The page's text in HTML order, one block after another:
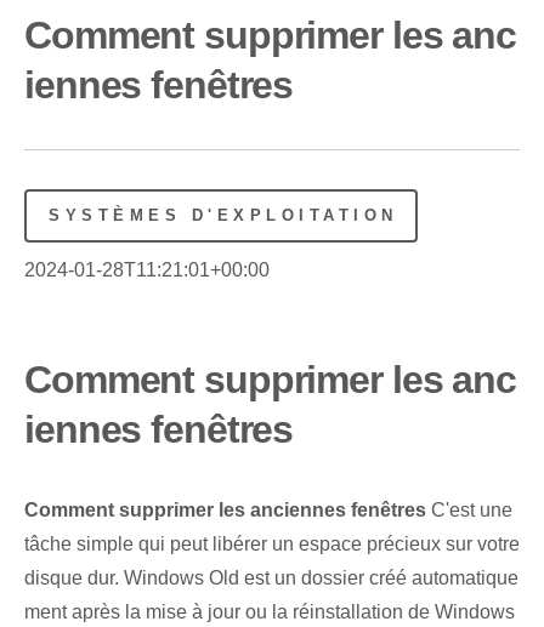
Comment supprimer les anc
iennes fenêtres
SYSTÈMES D'EXPLOITATION
2024-01-28T11:21:01+00:00
Comment supprimer les anc
iennes fenêtres
Comment supprimer les anciennes fenêtres C'est une
tâche simple qui peut libérer un espace précieux sur votre
disque dur. Windows Old est un dossier créé automatique
ment après la mise à jour ou la réinstallation de Windows